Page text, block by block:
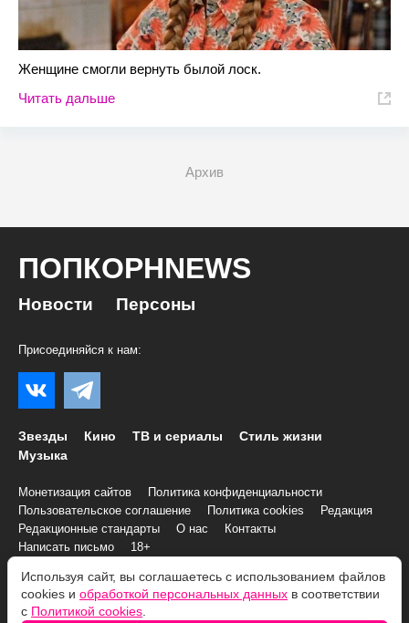
Женщине смогли вернуть былой лоск.
Читать дальше
Архив
ПОПКОРНNEWS
Новости Персоны
Присоединяйся к нам:
Звезды Кино ТВ и сериалы
Стиль жизни
Музыка
Монетизация сайтов
Политика конфиденциальности
Пользовательское соглашение
Политика cookies
Редакция
Редакционные стандарты
О нас
Контакты
Написать письмо
18+
© 2007–2026 Все права и материалы принадлежат
«ПОПКОРНNEWS»
Используя сайт, вы соглашаетесь с использованием файлов
cookies и обработкой персональных данных в соответствии
с Политикой cookies